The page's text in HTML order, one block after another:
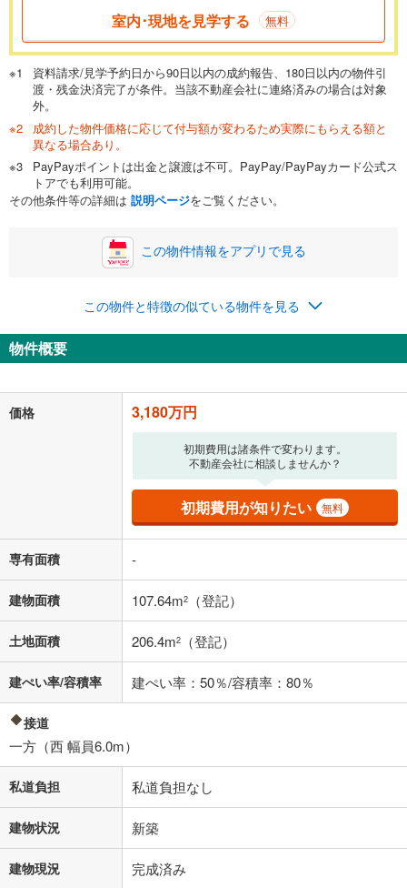
一般的には最長35年まで借り入れ可能です。多くの金融機関
が完済時の年齢は80歳までを条件としています。
閉じる
頭金 万円
0万円 3,180万円
自己資金から住宅購入にかけられる金額を入力してくださ
い。一般的には物件価格の2割までが目安です。
閉じる
ボーナス
万円
0円
ナス時の増額分（1回分）を入力してください。
ボーナス払いの限度額は金融機関によって異なります。
閉じる
月々の返済額
上、ご自身での入力をお願いいたします。初期設定で自動入力されてい
る値は、実際の金融機関等における貸出金利とは何ら関係がなく、実際
の金融機関等における貸出金利を何ら保証するものではありません。返
済方法「元利均等返済」にて算出しております。入力された金利を35年
適用した場合の計算結果を表示しています。
その他月額費用や、初期費用がかかります。ご注意ください。実際にお
借り入れの際は各金融機関等に、必ずご自身でご確認をお願いいたしま
す。
条件によってお借り入れができないことがあります。
不動産会社に購入相談をする
閉じる
室内･現地を見学する 無料
資料請求/見学予約日から90日以内の成約報告、180日以内の物件引
渡・残金決済完了が条件。当該不動産会社に連絡済みの場合は対象
外。
成約した物件価格に応じて付与額が変わるため実際にもらえる額と
異なる場合あり。
PayPayポイントは出金と譲渡は不可。PayPay/PayPayカード公式ス
トアでも利用可能。
その他条件等の詳細は 説明ページをご覧ください。
この物件情報をアプリで見る
この物件と特徴の似ている物件を見る
物件概要
価格 3,180万円
初期費用は諸条件で変わります。
不動産会社に相談しませんか？
初期費用が知りたい 無料
専有面積 -
建物面積 107.64m2 （登記）
土地面積 206.4m2 （登記）
建ぺい率/容積率 建ぺい率：50％/容積率：80％
接道
一方（西 幅員6.0m）
私道負担 私道負担なし
建物状況 新築
建物現況 完成済み